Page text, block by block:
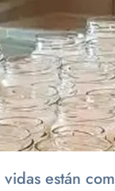
vidas están